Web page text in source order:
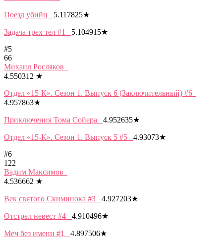
Поезд убийц 5.117825★
Задача трех тел #1 5.104915★
#5
66
Михаил Росляков
4.550312 ★
Отдел «15-К». Сезон 1. Выпуск 6 (Заключительный) #6
4.957863★
Приключения Тома Сойера 4.952635★
Отдел «15-К». Сезон 1. Выпуск 5 #5 4.93073★
#6
122
Вадим Максимов
4.536662 ★
Век святого Скиминока #3 4.927203★
Отстрел невест #4 4.910496★
Меч без имени #1 4.897506★